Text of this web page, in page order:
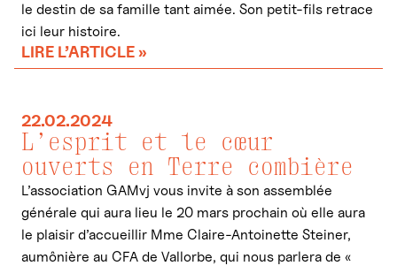
le destin de sa famille tant aimée. Son petit-fils retrace
ici leur histoire.
LIRE L’ARTICLE »
22.02.2024
L’esprit et le cœur
ouverts en Terre combière
L’association GAMvj vous invite à son assemblée
générale qui aura lieu le 20 mars prochain où elle aura
le plaisir d’accueillir Mme Claire-Antoinette Steiner,
aumônière au CFA de Vallorbe, qui nous parlera de «